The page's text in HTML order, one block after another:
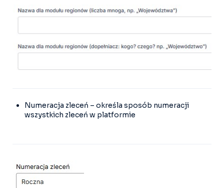
Numeracja zleceń – określa sposób numeracji
wszystkich zleceń w platformie